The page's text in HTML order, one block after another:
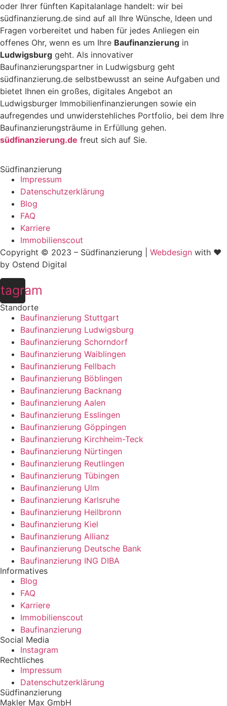
oder Ihrer fünften Kapitalanlage handelt: wir bei
südfinanzierung.de sind auf all Ihre Wünsche, Ideen und
Fragen vorbereitet und haben für jedes Anliegen ein
offenes Ohr, wenn es um Ihre Baufinanzierung in
Ludwigsburg geht. Als innovativer
Baufinanzierungspartner in Ludwigsburg geht
südfinanzierung.de selbstbewusst an seine Aufgaben und
bietet Ihnen ein großes, digitales Angebot an
Ludwigsburger Immobilienfinanzierungen sowie ein
aufregendes und unwiderstehliches Portfolio, bei dem Ihre
Baufinanzierungsträume in Erfüllung gehen.
südfinanzierung.de freut sich auf Sie.
Südfinanzierung
Impressum
Datenschutzerklärung
Blog
FAQ
Karriere
Immobilienscout
Copyright © 2023 – Südfinanzierung | Webdesign with ♥
by Ostend Digital
Standorte
Baufinanzierung Stuttgart
Baufinanzierung Ludwigsburg
Baufinanzierung Schorndorf
Baufinanzierung Waiblingen
Baufinanzierung Fellbach
Baufinanzierung Böblingen
Baufinanzierung Backnang
Baufinanzierung Aalen
Baufinanzierung Esslingen
Baufinanzierung Göppingen
Baufinanzierung Kirchheim-Teck
Baufinanzierung Nürtingen
Baufinanzierung Reutlingen
Baufinanzierung Tübingen
Baufinanzierung Ulm
Baufinanzierung Karlsruhe
Baufinanzierung Heilbronn
Baufinanzierung Kiel
Baufinanzierung Allianz
Baufinanzierung Deutsche Bank
Baufinanzierung ING DIBA
Informatives
Blog
FAQ
Karriere
Immobilienscout
Baufinanzierung
Social Media
Instagram
Rechtliches
Impressum
Datenschutzerklärung
Südfinanzierung
Makler Max GmbH